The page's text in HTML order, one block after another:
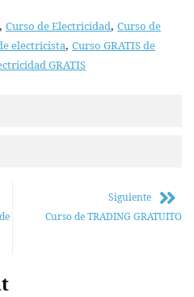
, Curso de Electricidad, Curso de
electricista, Curso GRATIS de
GRATIS
Siguiente
Curso de TRADING GRATUITO